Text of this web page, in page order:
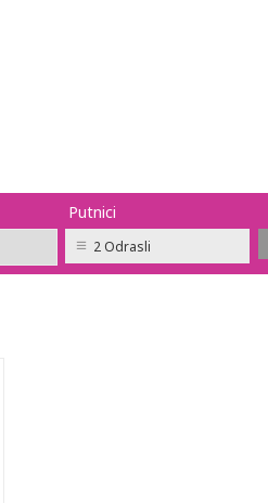
Putnici
2 Odrasli